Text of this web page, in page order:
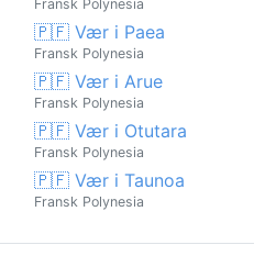
Fransk Polynesia
🇵🇫 Vær i Paea
Fransk Polynesia
🇵🇫 Vær i Arue
Fransk Polynesia
🇵🇫 Vær i Otutara
Fransk Polynesia
🇵🇫 Vær i Taunoa
Fransk Polynesia